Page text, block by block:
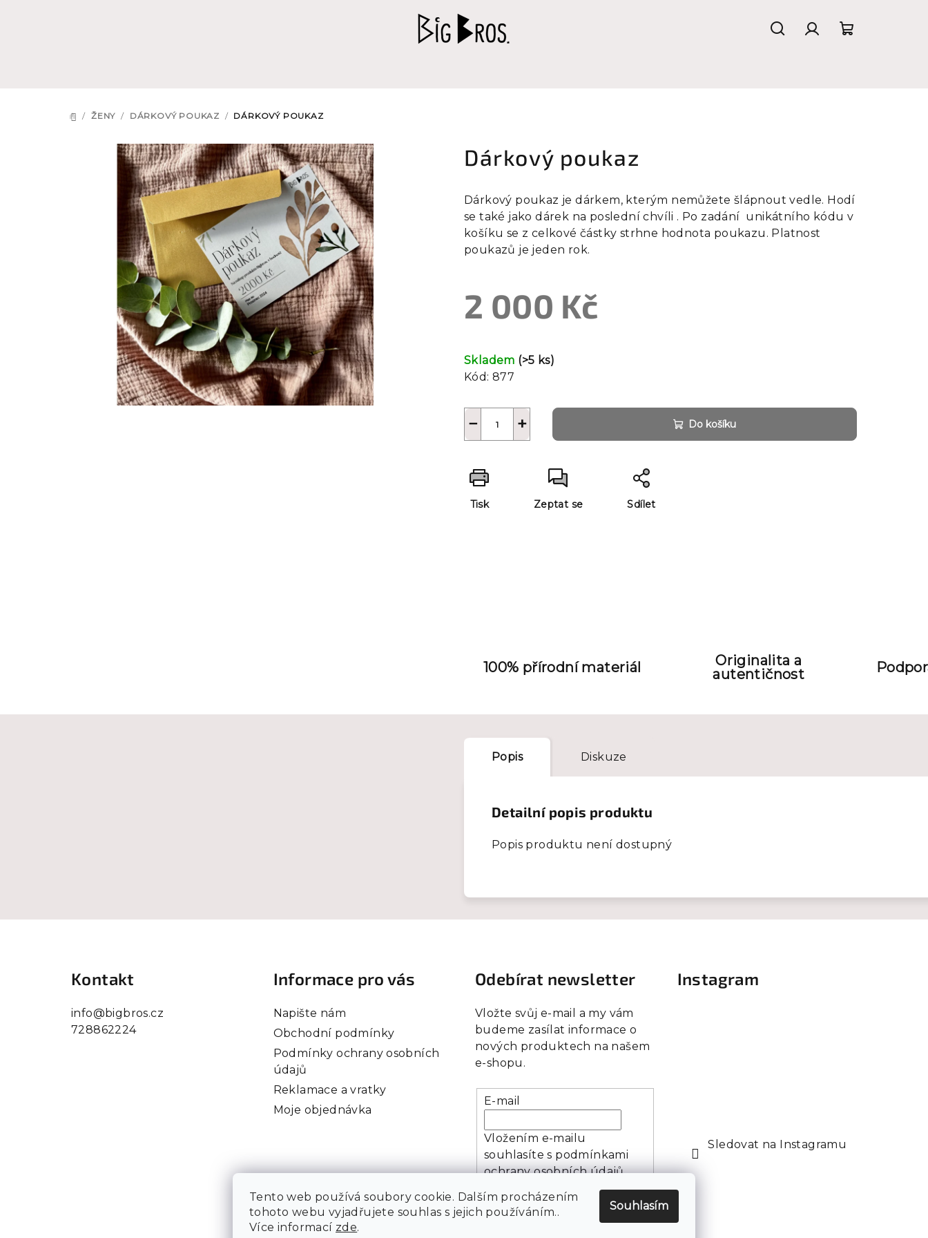
Tento web používá soubory cookie. Dalším procházením
tohoto webu vyjadřujete souhlas s jejich používáním..
Více informací zde.
Souhlasím
DOMŮ
/ ŽENY / DÁRKOVÝ POUKAZ / DÁRKOVÝ POUKAZ
Dárkový poukaz
Dárkový poukaz je dárkem, kterým nemůžete šlápnout vedle. Hodí
se také jako dárek na poslední chvíli . Po zadání unikátního kódu v
košíku se z celkové částky strhne hodnota poukazu. Platnost
poukazů je jeden rok.
2 000 Kč
cena:
Skladem (>5 ks)
Kód: 877
+
− Do košíku
Tisk Zeptat se Sdílet
100% přírodní materiál
Originalita a
autentičnost
Popis Diskuze
Detailní popis produktu
Popis produktu není dostupný
Kontakt
info@bigbros.cz
728862224
Informace pro vás
Napište nám
Obchodní podmínky
Podmínky ochrany osobních
údajů
Reklamace a vratky
Moje objednávka
Odebírat newsletter
Vložte svůj e-mail a my vám
budeme zasílat informace o
nových produktech na našem
e-shopu.
E-mail
Vložením e-mailu
souhlasíte s podmínkami
ochrany osobních údajů
Přihlásit se
Instagram
Sledovat na Instagramu